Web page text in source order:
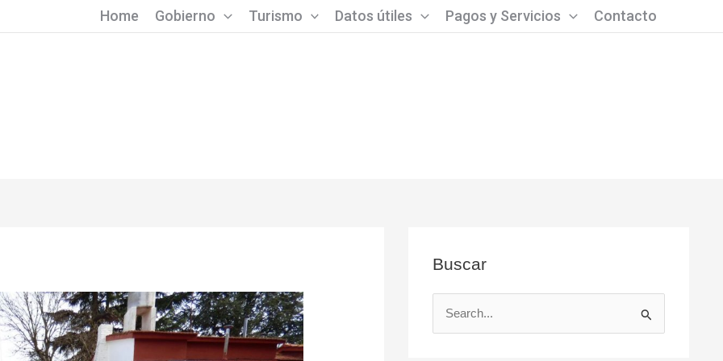
Home Gobierno Turismo Datos útiles Pagos y Servicios Contacto
Buscar